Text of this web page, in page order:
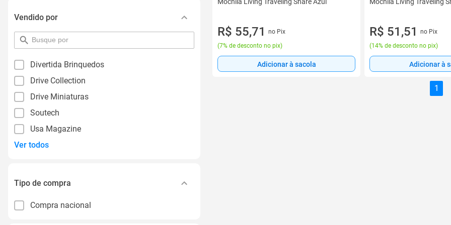
Vendido por
pesquisar
por
Divertida Brinquedos
Drive Collection
Drive Miniaturas
Soutech
Usa Magazine
Ver todos
Tipo de compra
Compra nacional
R$ 55,71
no Pix
(7% de desconto no pix)
Adicionar à sacola
R$ 51,51
no Pix
(14% de desconto no pix)
Adicionar à
1